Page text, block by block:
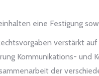
eine Festigung
verstärkt
Kommunikations-
der